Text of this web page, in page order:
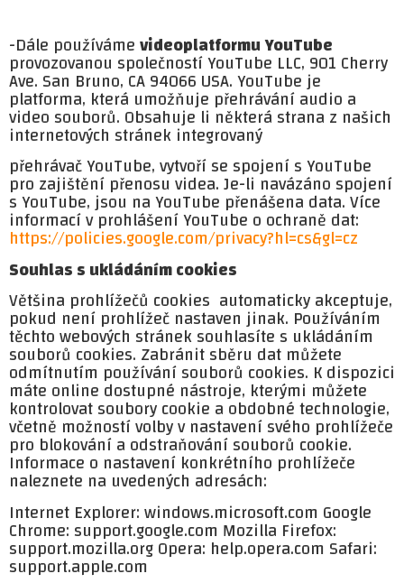
-Dále používámevideoplatformu YouTube
provozovanou společností YouTube LLC, 901 Cherry
Ave. San Bruno, CA 94066 USA. YouTube je
platforma, která umožňuje přehrávání audio a
video souborů. Obsahuje li některá strana z našich
internetových stránek integrovaný
přehrávač YouTube, vytvoří se spojení s YouTube
pro zajištění přenosu videa. Je-li navázáno spojení
s YouTube, jsou na YouTube přenášena data. Více
informací v prohlášení YouTube o ochraně dat:
https://policies.google.com/privacy?hl=cs&gl=cz
Souhlas s ukládáním cookies
Většina prohlížečů cookies automaticky akceptuje,
pokud není prohlížeč nastaven jinak. Používáním
těchto webových stránek souhlasíte s ukládáním
souborů cookies. Zabránit sběru dat můžete
odmítnutím používání souborů cookies. K dispozici
máte online dostupné nástroje, kterými můžete
kontrolovat soubory cookie a obdobné technologie,
včetně možností volby v nastavení svého prohlížeče
pro blokování a odstraňování souborů cookie.
Informace o nastavení konkrétního prohlížeče
naleznete na uvedených adresách:
Internet Explorer: windows.microsoft.com Google
Chrome: support.google.com Mozilla Firefox:
support.mozilla.org Opera: help.opera.com Safari:
support.apple.com